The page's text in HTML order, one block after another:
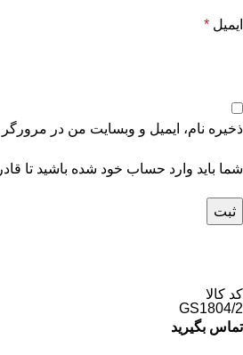
ایمیل *
ذخیره نام، ایمیل و وبسایت من در
شما باید وارد حساب خود شده باشید تا
کد کالا
GS1804/2
تماس بگیرید